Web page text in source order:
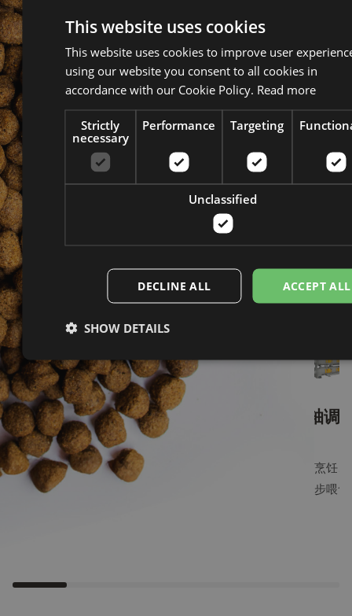
设计的设备和解决方
案。
联系我们
相关设备 查看全部
CC系列逆流
冷却器
对颗粒和挤出物
进行有效冷却。
水产饲料专
用PM系列
单轴调
专为烹饪
和逐步喂
This website uses cookies
This website uses cookies to improve user
using our website you consent to all cookies in
accordance with our Cookie Policy. Read more
Strictly
necessary
Performance Targeting
Unclassified
ACCEPT ALL
DECLINE ALL
SHOW DETAILS